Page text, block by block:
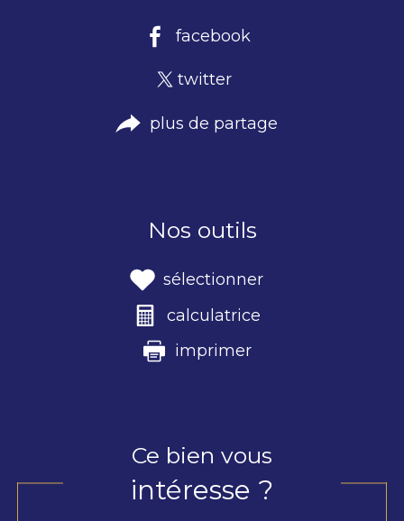
facebook
twitter
plus de partage
Nos outils
sélectionner
calculatrice
imprimer
Ce bien vous
intéresse ?